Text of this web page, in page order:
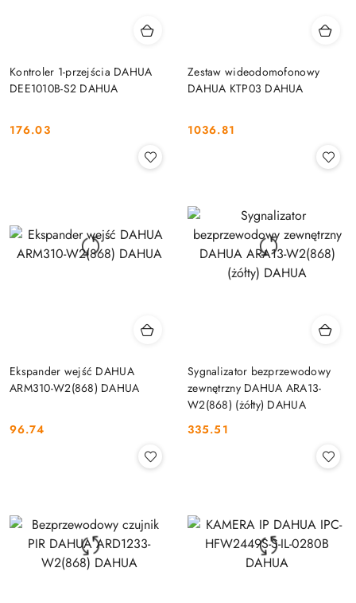
Kontroler 1-przejścia DAHUA
DEE1010B-S2 DAHUA
Cena:
176.03
Zestaw wideodomofonowy
DAHUA KTP03 DAHUA
Cena:
1036.81
Ekspander wejść DAHUA
ARM310-W2(868) DAHUA
Cena:
96.74
Sygnalizator bezprzewodowy
zewnętrzny DAHUA ARA13-
W2(868) (żółty) DAHUA
Cena:
335.51